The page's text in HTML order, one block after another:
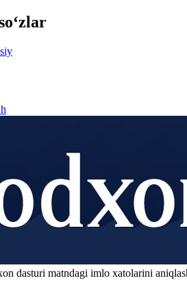
dasturi matndagi imlo xatolarini